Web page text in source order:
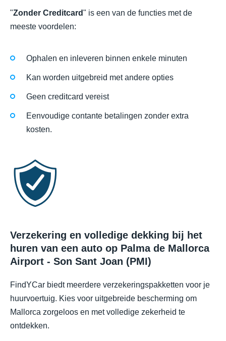
"Zonder Creditcard" is een van de functies met de
meeste voordelen:
Ophalen en inleveren binnen enkele minuten
Kan worden uitgebreid met andere opties
Geen creditcard vereist
Eenvoudige contante betalingen zonder extra
kosten.
Verzekering en volledige dekking bij het
huren van een auto op Palma de Mallorca
Airport - Son Sant Joan (PMI)
FindYCar biedt meerdere verzekeringspakketten voor je
huurvoertuig. Kies voor uitgebreide bescherming om
Mallorca zorgeloos en met volledige zekerheid te
ontdekken.